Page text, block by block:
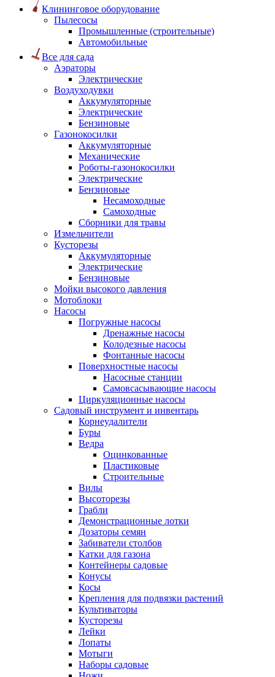
Клининговое оборудование
Пылесосы
Промышленные (строительные)
Автомобильные
Все для сада
Аэраторы
Электрические
Воздуходувки
Аккумуляторные
Электрические
Бензиновые
Газонокосилки
Аккумуляторные
Механические
Роботы-газонокосилки
Электрические
Бензиновые
Несамоходные
Самоходные
Сборники для травы
Измельчители
Кусторезы
Аккумуляторные
Электрические
Бензиновые
Мойки высокого давления
Мотоблоки
Насосы
Погружные насосы
Дренажные насосы
Колодезные насосы
Фонтанные насосы
Поверхностные насосы
Насосные станции
Самовсасывающие насосы
Циркуляционные насосы
Садовый инструмент и инвентарь
Корнеудалители
Буры
Ведра
Оцинкованные
Пластиковые
Строительные
Вилы
Высоторезы
Грабли
Демонстрационные лотки
Дозаторы семян
Забиватели столбов
Катки для газона
Контейнеры садовые
Конусы
Косы
Крепления для подвязки растений
Культиваторы
Кусторезы
Лейки
Лопаты
Мотыги
Наборы садовые